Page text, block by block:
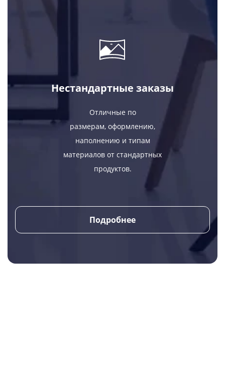
Нестандартные заказы
Отличные по
размерам, оформлению,
наполнению и типам
материалов от стандартных
продуктов.
Подробнее